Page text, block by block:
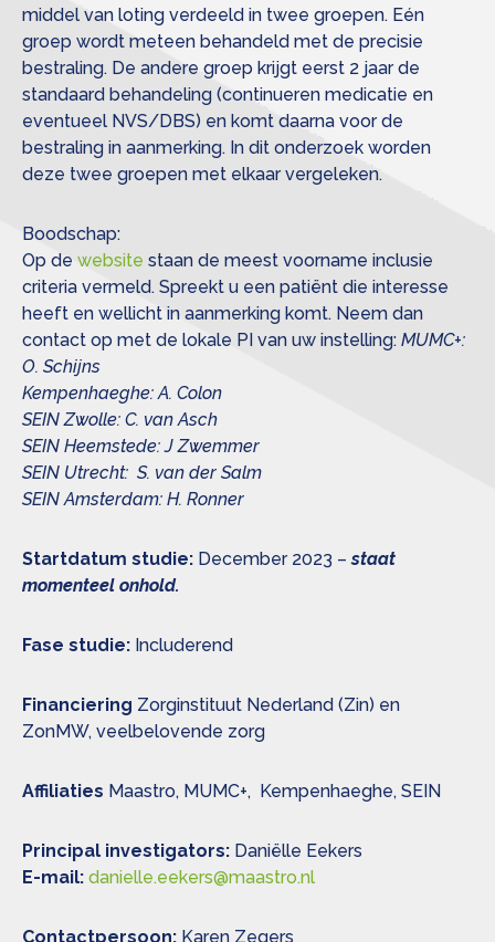
middel van loting verdeeld in twee groepen. Eén
groep wordt meteen behandeld met de precisie
bestraling. De andere groep krijgt eerst 2 jaar de
standaard behandeling (continueren medicatie en
eventueel NVS/DBS) en komt daarna voor de
bestraling in aanmerking. In dit onderzoek worden
deze twee groepen met elkaar vergeleken.
Boodschap:
Op de website staan de meest voorname inclusie
criteria vermeld. Spreekt u een patiënt die interesse
heeft en wellicht in aanmerking komt. Neem dan
contact op met de lokale PI van uw instelling: MUMC+:
O. Schijns
Kempenhaeghe: A. Colon
SEIN Zwolle: C. van Asch
SEIN Heemstede: J Zwemmer
SEIN Utrecht: S. van der Salm
SEIN Amsterdam: H. Ronner
Startdatum studie: December 2023 –staat
momenteel onhold.
Fase studie: Includerend
Financiering Zorginstituut Nederland (Zin) en
ZonMW, veelbelovende zorg
Affiliaties Maastro, MUMC+, Kempenhaeghe, SEIN
Principal investigators: Daniëlle Eekers
E-mail: danielle.eekers@maastro.nl
Contactpersoon: Karen Zegers